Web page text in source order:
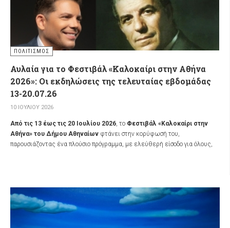
ΠΟΛΙΤΙΣΜΌΣ
Αυλαία για το Φεστιβάλ «Καλοκαίρι στην Αθήνα
2026»: Οι εκδηλώσεις της τελευταίας εβδομάδας
13-20.07.26
10 ΙΟΥΛΊΟΥ 2026
Από τις 13 έως τις 20 Ιουλίου 2026, το Φεστιβάλ «Καλοκαίρι στην
Αθήνα» του Δήμου Αθηναίων φτάνει στην κορύφωσή του,
παρουσιάζοντας ένα πλούσιο πρόγραμμα, με ελεύθερή είσοδο για όλους,
βιώσει την τέχνη και να διασκεδάσει στη γειτονιά του.